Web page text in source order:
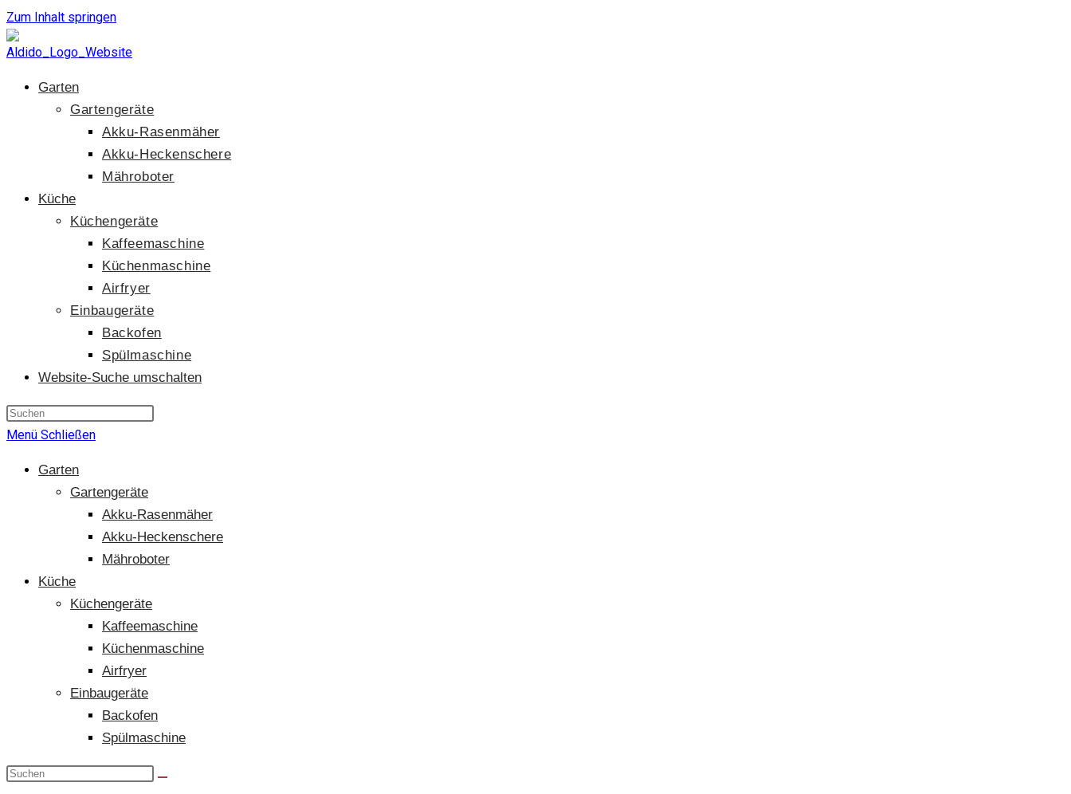
Zum Inhalt springen
Garten
Gartengeräte
Akku-Rasenmäher
Akku-Heckenschere
Mähroboter
Küche
Küchengeräte
Kaffeemaschine
Küchenmaschine
Airfryer
Einbaugeräte
Backofen
Spülmaschine
Website-Suche umschalten
Menü Schließen
Garten
Gartengeräte
Akku-Rasenmäher
Akku-Heckenschere
Mähroboter
Küche
Küchengeräte
Kaffeemaschine
Küchenmaschine
Airfryer
Einbaugeräte
Backofen
Spülmaschine